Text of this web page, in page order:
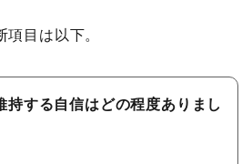
目は以下。
持する自信はどの程度ありまし